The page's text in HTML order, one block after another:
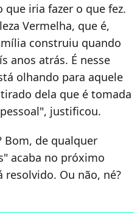
iria fazer o que fez.
Vermelha, que é,
construiu quando
anos atrás. É nesse
olhando para aquele
dela que é tomada
justificou.
Bom, de qualquer
acaba no próximo
resolvido. Ou não, né?